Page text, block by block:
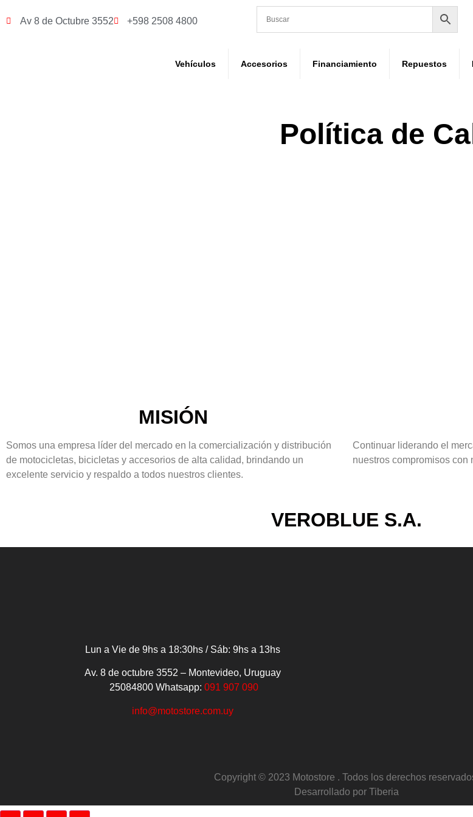
Av 8 de Octubre 3552 +598 2508 4800
Vehículos Accesorios Financiamiento Repuestos
Política de
MISIÓN
Somos una empresa líder del mercado en la comercialización y distribución
de motocicletas, bicicletas y accesorios de alta calidad, brindando un
excelente servicio y respaldo a todos nuestros clientes.
Continuar liderando el
nuestros compromisos con
VEROBLUE S.A.
Lun a Vie de 9hs a 18:30hs / Sáb: 9hs a 13hs
Av. 8 de octubre 3552 – Montevideo, Uruguay
25084800Whatsapp: 091 907 090
info@motostore.com.uy
Copyright © 2023 Motostore . Todos los derechos
Desarrollado por Tiberia